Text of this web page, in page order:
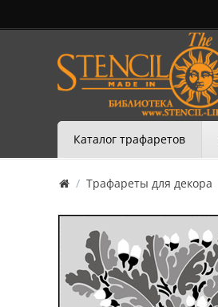
Каталог трафаретов
/ Трафареты для декора